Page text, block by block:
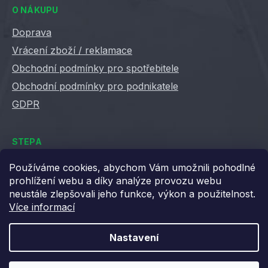
Používáme cookies, abychom Vám umožnili pohodlné
prohlížení webu a díky analýze provozu webu
neustále zlepšovali jeho funkce, výkon a použitelnost.
Více informací
Nastavení
O NÁKUPU
Doprava
Vrácení zboží / reklamace
Obchodní podmínky pro spotřebitele
Obchodní podmínky pro podnikatele
GDPR
STEPA
Kontakty
Kariéra ve Stepě
Věrnostní slevy
Blog STEPA